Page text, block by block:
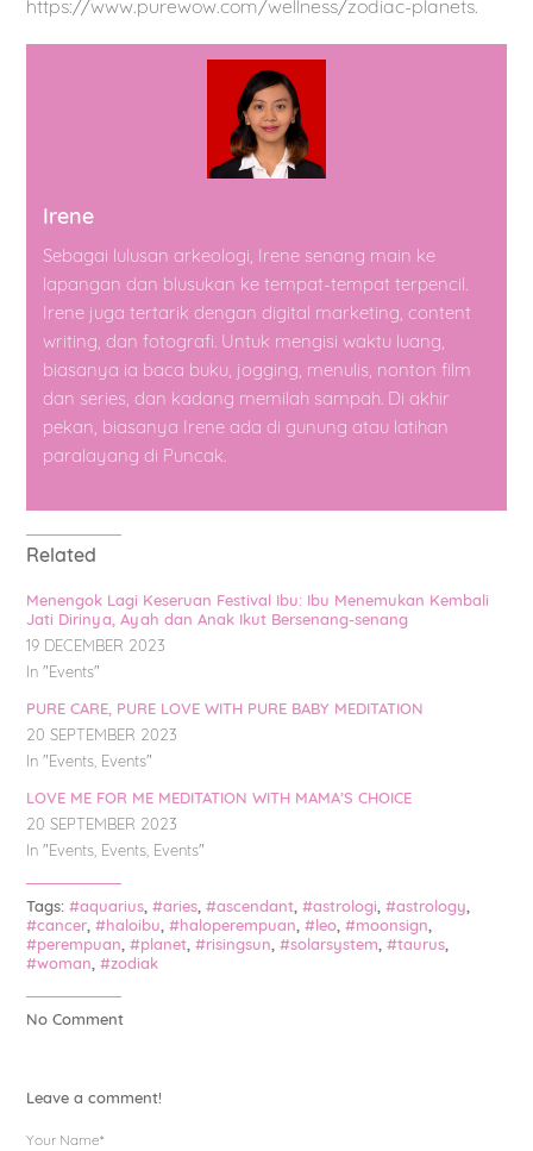
https://www.purewow.com/wellness/zodiac-planets.
Irene
Sebagai lulusan arkeologi, Irene senang main ke
lapangan dan blusukan ke tempat-tempat terpencil.
Irene juga tertarik dengan digital marketing, content
writing, dan fotografi. Untuk mengisi waktu luang,
biasanya ia baca buku, jogging, menulis, nonton film
dan series, dan kadang memilah sampah. Di akhir
pekan, biasanya Irene ada di gunung atau latihan
paralayang di Puncak.
Related
Menengok Lagi Keseruan Festival Ibu: Ibu Menemukan Kembali
Jati Dirinya, Ayah dan Anak Ikut Bersenang-senang
19 DECEMBER 2023
In "Events"
PURE CARE, PURE LOVE WITH PURE BABY MEDITATION
20 SEPTEMBER 2023
In "Events Events"
LOVE ME FOR ME MEDITATION WITH MAMA’S CHOICE
20 SEPTEMBER 2023
In "Events Events Events"
Tags:#aquarius ,#aries ,#ascendant ,#astrologi ,#astrology
#cancer ,#haloibu ,#haloperempuan ,#leo ,#moonsign
#perempuan ,#planet ,#risingsun ,#solarsystem ,#taurus
#woman ,#zodiak
No Comment
Leave a comment!
Your Name*